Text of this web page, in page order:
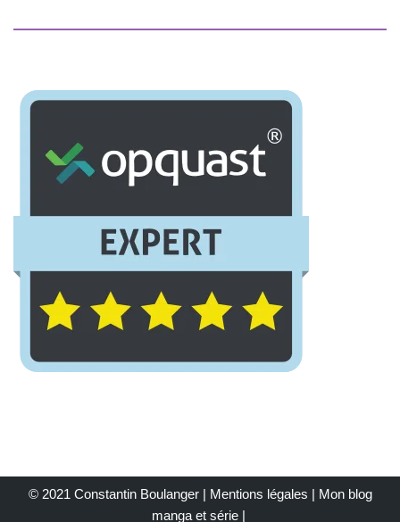
© 2021 Constantin Boulanger | Mentions légales | Mon blog
manga et série|